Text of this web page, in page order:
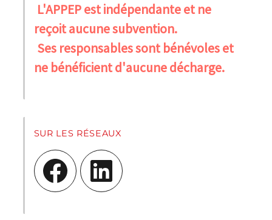
L'APPEP est indépendante et ne
reçoit aucune subvention.
Ses responsables sont bénévoles et
ne bénéficient d'aucune décharge.
SUR LES RÉSEAUX
Facebook LinkedIn